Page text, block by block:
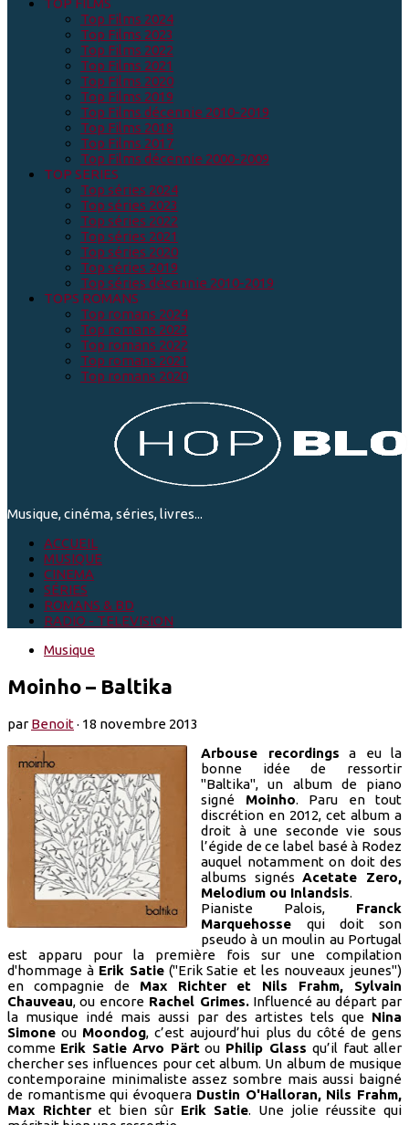
TOP FILMS
Top Films 2024
Top Films 2023
Top Films 2022
Top Films 2021
Top Films 2020
Top Films 2019
Top Films décennie 2010-2019
Top Films 2018
Top Films 2017
Top Films décennie 2000-2009
TOP SERIES
Top séries 2024
Top séries 2023
Top séries 2022
Top séries 2021
Top séries 2020
Top séries 2019
Top séries décennie 2010-2019
TOPS ROMANS
Top romans 2024
Top romans 2023
Top romans 2022
Top romans 2021
Top romans 2020
Musique, cinéma, séries, livres...
ACCUEIL
MUSIQUE
CINEMA
SÉRIES
ROMANS & BD
RADIO - TELEVISION
Musique
Moinho – Baltika
parBenoit· 18 novembre 2013
Arbouse recordings a eu la
bonne idée de ressortir
"Baltika", un album de piano
signé Moinho. Paru en tout
discrétion en 2012, cet album a
droit à une seconde vie sous
l’égide de ce label basé à Rodez
auquel notamment on doit des
albums signésAcetate Zero,
Melodium ou Inlandsis.
Pianiste Palois, Franck
Marquehossequi doit son
pseudo à un moulin au Portugal
est apparu pour la première fois sur une compilation
d'hommage à Erik Satie("Erik Satie et les nouveaux jeunes")
en compagnie de Max Richter et Nils Frahm, Sylvain
Chauveau, ou encoreRachel Grimes.Influencé au départ par
la musique indé mais aussi par des artistes tels que Nina
Simone ou Moondog, c’est aujourd’hui plus du côté de gens
comme Erik Satie Arvo Pärtou Philip Glassqu’il faut aller
chercher ses influences pour cet album. Un album de musique
contemporaine minimaliste assez sombre mais aussi baigné
de romantisme qui évoquera Dustin O'Halloran, Nils Frahm,
Max Richteret bien sûr Erik Satie. Une jolie réussite qui